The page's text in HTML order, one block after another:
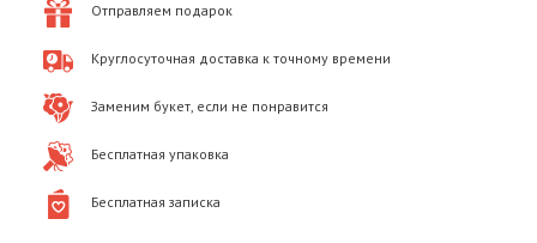
Отправляем подарок
Круглосуточная доставка к точному времени
Заменим букет, если не понравится
Бесплатная упаковка
Бесплатная записка